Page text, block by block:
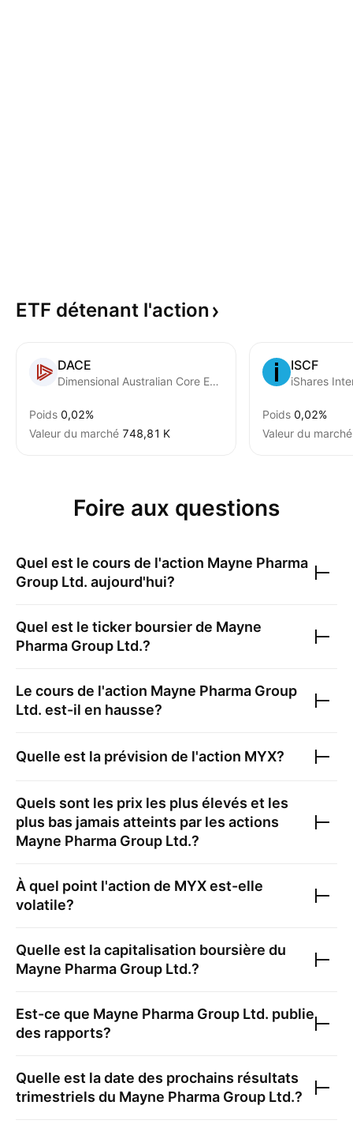
ETF détenant l'action
DACE
Dimensional Australian Core Equity Trust Units
Poids 0,02%
Valeur du marché ‪748,81 K‬
ISCF
Poids 0,02%
Valeur du marché
Foire aux questions
Quel est le cours de l'action Mayne Pharma
Group Ltd. aujourd'hui?
Quel est le ticker boursier de Mayne
Pharma Group Ltd.?
Le cours de l'action Mayne Pharma Group
Ltd. est-il en hausse?
Quelle est la prévision de l'action MYX?
Quels sont les prix les plus élevés et les
plus bas jamais atteints par les actions
Mayne Pharma Group Ltd.?
À quel point l'action de MYXest-elle
volatile?
Quelle est la capitalisation boursière du
Mayne Pharma Group Ltd.?
Est-ce que Mayne Pharma Group Ltd. publie
des rapports?
Quelle est la date des prochains résultats
trimestriels du Mayne Pharma Group Ltd.?